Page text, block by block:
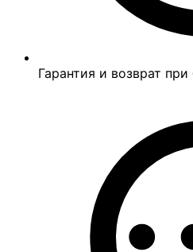
Гарантия и возврат при